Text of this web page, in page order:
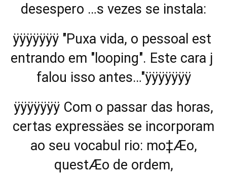
desespero …s vezes se instala:
ÿÿÿÿÿÿÿ "Puxa vida, o pessoal est
entrando em "looping". Este cara j
falou isso antes…"ÿÿÿÿÿÿÿ
ÿÿÿÿÿÿÿ Com o passar das horas,
certas expressäes se incorporam
ao seu vocabul rio: mo‡Æo,
questÆo de ordem,